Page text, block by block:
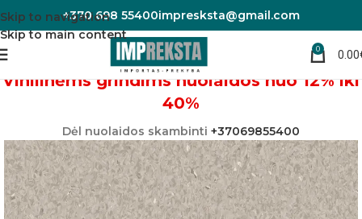
Skip to navigation
Skip to main content
+370 698 55400impresksta@gmail.com
0 0.00
Pradžia Linoleumas/PVC danga
Vinilinėms grindims nuolaidos nuo 12% iki
40%
Dėl nuolaidos skambinti +37069855400